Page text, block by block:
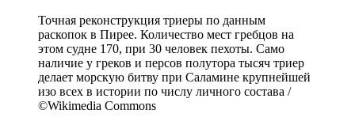
Точная реконструкция триеры по данным
раскопок в Пирее. Количество мест гребцов на
этом судне 170, при 30 человек пехоты. Само
наличие у греков и персов полутора тысяч триер
делает морскую битву при Саламине крупнейшей
изо всех в истории по числу личного состава /
©Wikimedia Commons